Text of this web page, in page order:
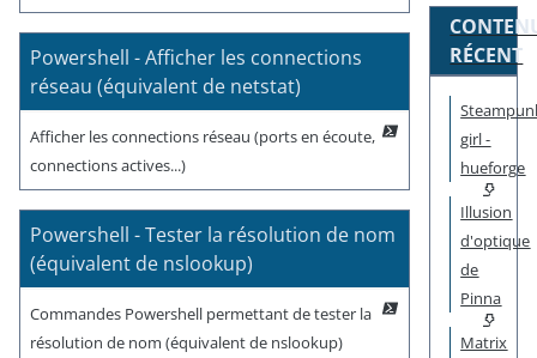
Powershell - Afficher les connections
réseau (équivalent de netstat)
Afficher les connections réseau (ports en écoute,
connections actives...)
Powershell - Tester la résolution de nom
(équivalent de nslookup)
Commandes Powershell permettant de tester la
résolution de nom (équivalent de nslookup)
RÉCENT
girl -
hueforge
Illusion
d'optique
de
Pinna
Matrix